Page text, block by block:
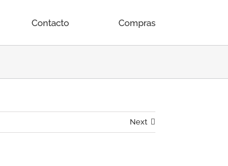
Contacto Compras
Next